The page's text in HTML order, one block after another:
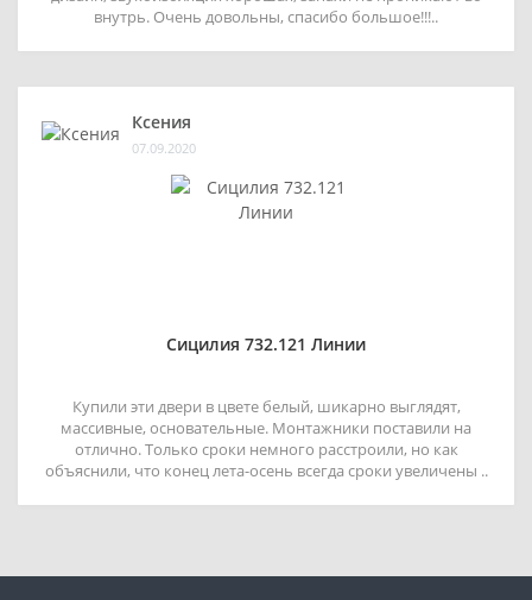
внутрь. Очень довольны, спасибо большое!!!..
Ксения
07.09.2020
Сицилия 732.121 Линии
Купили эти двери в цвете белый, шикарно выглядят,
массивные, основательные. Монтажники поставили на
отлично. Только сроки немного расстроили, но как
объяснили, что конец лета-осень всегда сроки увеличены ..